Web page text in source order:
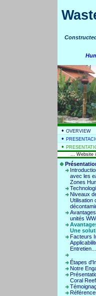
• OVERVIEW
•
•
... Website
avec les
Zones
Niveaux
Utilisation
unités
Une
Facteurs
Entretien...
Étapes
Notre
Coral